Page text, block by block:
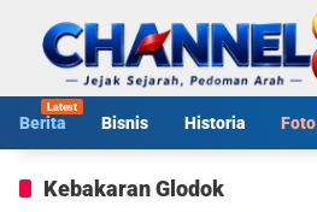
konten
Berita Bisnis Historia Foto
Kebakaran Glodok